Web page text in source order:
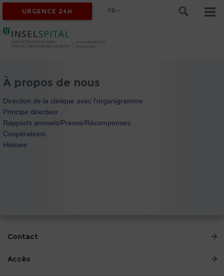
URGENCE 24H FR
À propos de nous
Direction de la clinique avec l’organigramme
Principe directeur
Rapports annuels/Presse/Récompenses
Coopérations
Histoire
Contact
Accès